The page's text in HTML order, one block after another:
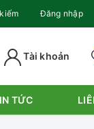
Đăng nhập
Tài khoản
TỨC